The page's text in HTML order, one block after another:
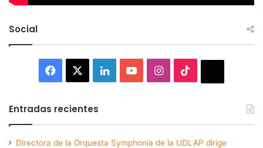
Social
Facebook LinkedInYouTubeInstagram
Entradas recientes
Directora de la Orquesta Symphonia de la UDLAP dirige